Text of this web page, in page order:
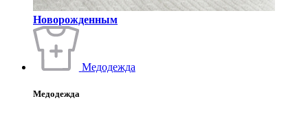
Новорожденным
Медодежда
Медодежда